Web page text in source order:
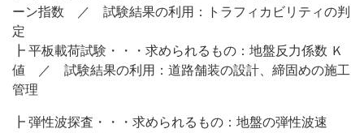
ーン指数 ／ 試験結果の利用：トラフィカビリティの判
定
┣ 平板載荷試験・・・求められるもの：地盤反力係数 Ｋ
値 ／ 試験結果の利用：道路舗装の設計、締固めの施工
管理
┣ 弾性波探査・・・求められるもの：地盤の弾性波速